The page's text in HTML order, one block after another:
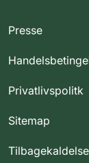
Presse
Privatlivspolitk
Sitemap